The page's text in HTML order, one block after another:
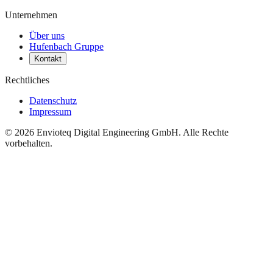
Unternehmen
Über uns
Hufenbach Gruppe
Kontakt
Rechtliches
Datenschutz
Impressum
© 2026 Envioteq Digital Engineering GmbH. Alle Rechte
vorbehalten.